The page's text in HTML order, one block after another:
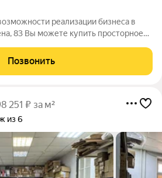
реализации бизнеса в
83 Вы можете купить просторное
этаже жилого здания в центре
и идеально
Позвонить
251 ₽ за м²
из 6